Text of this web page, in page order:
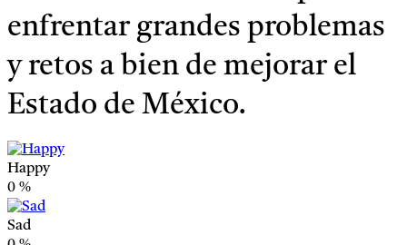
enfrentar grandes problemas
y retos a bien de mejorar el
Estado de México.
Happy
0 %
Sad